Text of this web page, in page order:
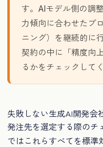
す。AIモデル側の調
力傾向に合わせたプ
ニング）を継続的に
契約の中に「精度向
るかをチェックして
失敗しない生成AI開発会
発注先を選定する際のチ
ではこれらすべてを標準